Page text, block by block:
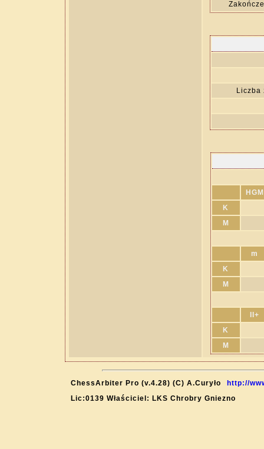
Liczba
HGM
K
M
m
K
M
II+
K
M
ChessArbiter Pro (v.4.28) (C) A.Curyło
http://
Lic:0139 Właściciel: LKS Chrobry Gniezno